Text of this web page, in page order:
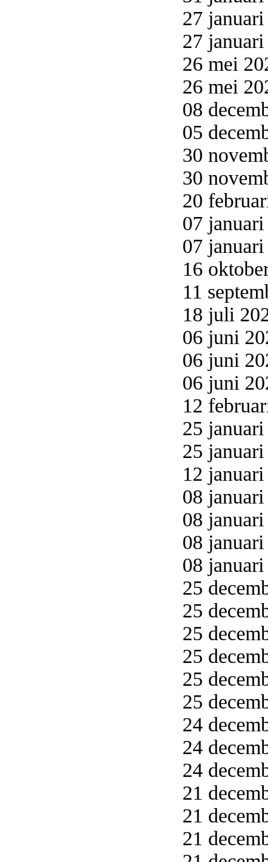
27
27
26 mei
26 mei
08
05
30
30
20
07
07
16
11
18 juli
06 juni
06 juni
06 juni
12
25
25
12
08
08
08
08
25
25
25
25
25
25
24
24
24
21
21
21